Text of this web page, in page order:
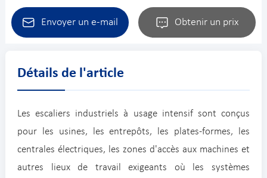
Envoyer un e-mail Obtenir un prix
Détails de l'article
Les escaliers industriels à usage intensif sont conçus
pour les usines, les entrepôts, les plates-formes, les
centrales électriques, les zones d'accès aux machines et
autres lieux de travail exigeants où les systèmes